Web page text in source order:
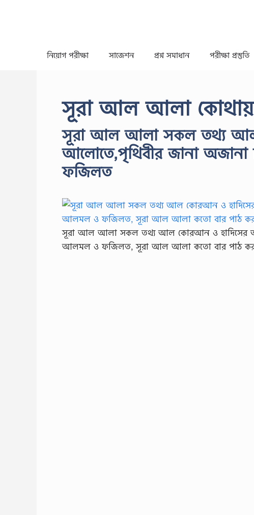
নিয়োগ পরীক্ষা সাজেশন প্রশ্ন সমাধান পরীক্ষা প্রস্তুতি
সূরা আল আলা কোথায়
সূরা আল আলা সকল তথ্য আল
আলোতে,পৃথিবীর জানা
ফজিলত
সূরা আল আলা সকল তথ্য আল কোরআন ও হাদিসের
আলমল ও ফজিলত, সূরা আল আলা কতো বার পাঠ